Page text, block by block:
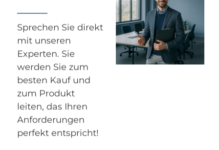
Sprechen Sie direkt
mit unseren
Experten. Sie
werden Sie zum
besten Kauf und
zum Produkt
leiten, das Ihren
Anforderungen
perfekt entspricht!